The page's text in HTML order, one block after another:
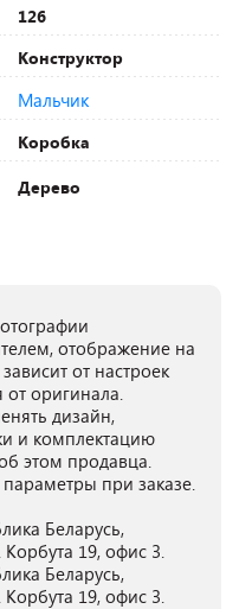
126
Конструктор
Мальчик
Коробка
Дерево
отображение на
от настроек
от оригинала.
дизайн,
и комплектацию
этом продавца.
при заказе.
Беларусь,
Корбута 19, офис 3.
Беларусь,
Корбута 19, офис 3.